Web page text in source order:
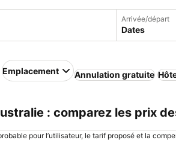
Arrivée/départ
Dates
Emplacement Annulation gratuite
: comparez les prix
pour l’utilisateur, le tarif proposé et la